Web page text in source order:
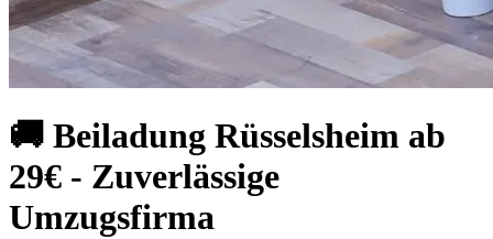
🚚 Beiladung Rüsselsheim ab
29€ - Zuverlässige
Umzugsfirma